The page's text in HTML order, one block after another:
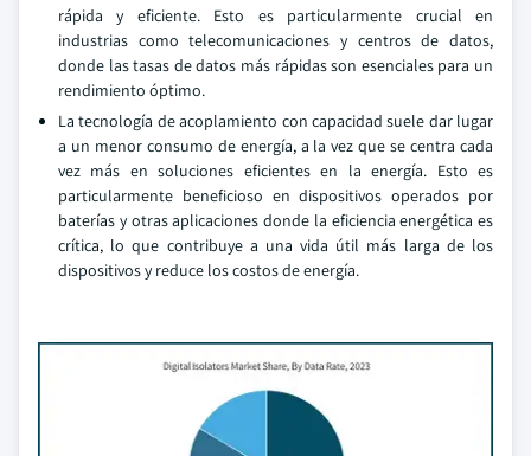
rápida y eficiente. Esto es particularmente crucial en
industrias como telecomunicaciones y centros de datos,
donde las tasas de datos más rápidas son esenciales para un
rendimiento óptimo.
La tecnología de acoplamiento con capacidad suele dar lugar
a un menor consumo de energía, a la vez que se centra cada
vez más en soluciones eficientes en la energía. Esto es
particularmente beneficioso en dispositivos operados por
baterías y otras aplicaciones donde la eficiencia energética es
crítica, lo que contribuye a una vida útil más larga de los
dispositivos y reduce los costos de energía.